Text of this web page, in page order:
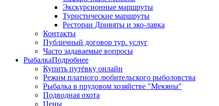
Экскурсионные маршруты
Туристические маршруты
Ресторан Дривяты и эко-лавка
Контакты
Публичный договор тур. услуг
Часто задаваемые вопросы
РыбалкаПодробнее
Купить путёвку онлайн
Режим платного любительского рыболовства
Рыбалка в прудовом хозяйстве "Мекяны"
Подводная охота
Цены